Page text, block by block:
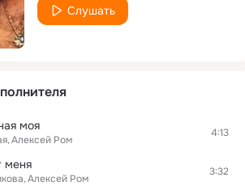
Слушать
моя
Алексей Ром
4:13
меня
Алексей Ром
3:32